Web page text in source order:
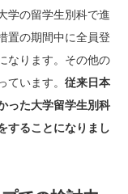
学の留学生別科で進
置の期間中に全員登
なります。その他の
います。 従来日本
った大学留学生別科
することになりまし